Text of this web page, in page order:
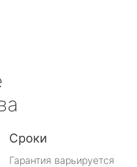
Сроки
Гарантия варьируется